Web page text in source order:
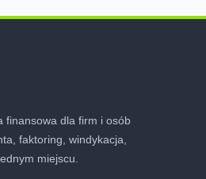
finansowa dla firm i osób
faktoring, windykacja,
miejscu.